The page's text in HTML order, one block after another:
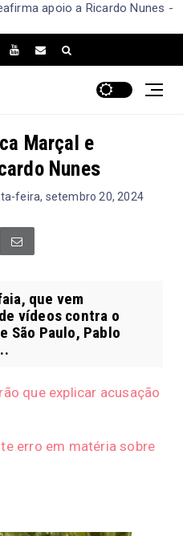
apoio a Ricardo Nunes -
Marçal e
Nunes
feira, setembro 20, 2024
que vem
vídeos contra o
São Paulo, Pablo
que explicar acusação
erro em matéria sobre